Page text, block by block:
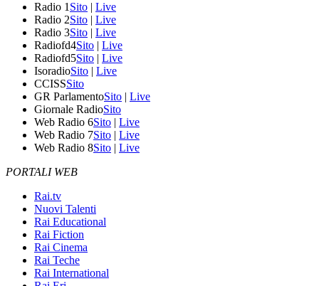
Radio 1 Sito | Live
Radio 2Sito | Live
Radio 3Sito | Live
Radiofd4Sito | Live
Radiofd5Sito | Live
IsoradioSito | Live
CCISSSito
GR ParlamentoSito | Live
Giornale RadioSito
Web Radio 6Sito | Live
Web Radio 7Sito | Live
Web Radio 8Sito | Live
PORTALI WEB
Rai.tv
Nuovi Talenti
Rai Educational
Rai Fiction
Rai Cinema
Rai Teche
Rai International